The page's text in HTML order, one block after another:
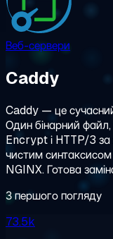
Веб-сервери
Caddy
Caddy — це
Один бінарний файл,
Encrypt і HTTP/3 за
чистим
NGINX. Готова
З першого погляду
73.5k